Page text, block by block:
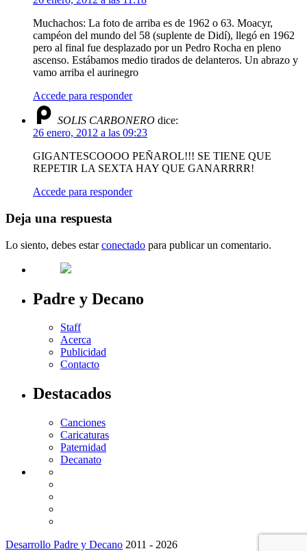
Muchachos: La foto de arriba es de 1962 o 63. Moacyr,
campéon del mundo del 58 (suplente de Didí), llegó en 1962
pero al final fue desplazado por un Pedro Rocha en pleno
ascenso. Estábamos medio tirados de delanteros. Un abrazo y
vamo arriba el aurinegro
Accede para responder
SOLIS CARBONERO dice:
26 enero, 2012 a las 09:23
GIGANTESCOOOO PEÑAROL!!! SE TIENE QUE
REPETIR LA SEXTA HAY QUE GANARRRR!
Accede para responder
Deja una respuesta
Lo siento, debes estarconectado para publicar un comentario.
Padre y Decano
Staff
Acerca
Publicidad
Contacto
Destacados
Canciones
Caricaturas
Paternidad
Decanato
Desarrollo Padre y Decano 2011 - 2026